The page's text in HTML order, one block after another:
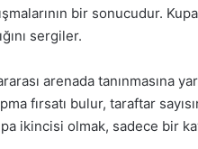
bir sonucudur.
sergiler.
arenada tanınmasına
fırsatı bulur, taraftar
ikincisi olmak, sadece bir